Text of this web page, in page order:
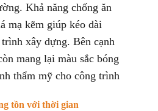
Khả năng chống ăn
mạ kẽm giúp kéo dài
xây dựng. Bên cạnh
mang lại màu sắc bóng
thẩm mỹ cho công trình
tồn với thời gian